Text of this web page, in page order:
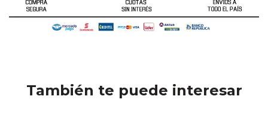
También te puede interesar